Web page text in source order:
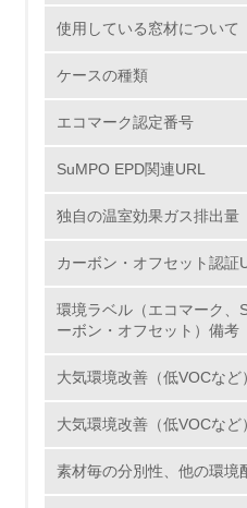
9. <L1>
10. <L2> 資
使用している窓材について
ケースの種類
エコマーク認定番号
SuMPO EPD関連URL
独自の温室効果ガス排出
カーボン・オフセット認証
環境ラベル（エコマーク、
ーボン・オフセット）備考
大気環境改善（低VOCなど
大気環境改善（低VOCなど
素材毎の分別性、他の環境